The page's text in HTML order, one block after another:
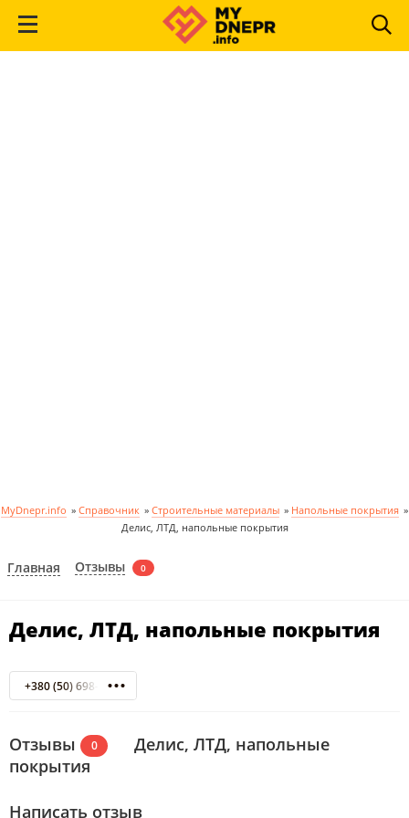
MyDnepr.info » Справочник » Строительные материалы » Напольные покрытия »
Делис, ЛТД, напольные покрытия
Главная Отзывы 0
Делис, ЛТД, напольные покрытия
+380 (50) 698-68-69
Отзывы 0
Делис, ЛТД, напольные
покрытия
Написать отзыв